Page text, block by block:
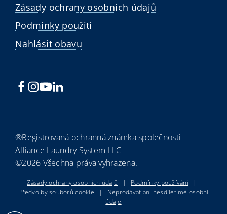
Zásady ochrany osobních údajů
Podmínky použití
Nahlásit obavu
®Registrovaná ochranná známka společnosti
Alliance Laundry System LLC
©2026 Všechna práva vyhrazena.
Zásady ochrany osobních údajů | Podmínky používání
|
Předvolby souborů cookie
|
Neprodávat ani nesdílet mé osobní
údaje